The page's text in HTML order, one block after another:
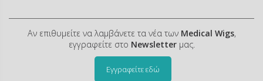
Αν επιθυμείτε να λαμβάνετε τα νέα των Medical Wigs,
εγγραφείτε στο Newsletterμας.
Εγγραφείτε εδώ